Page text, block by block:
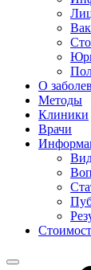
О
Методы
Клиники
Врачи